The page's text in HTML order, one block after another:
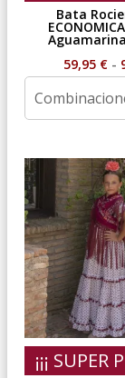
Bata
59,95 € -
¡¡¡ SUPER